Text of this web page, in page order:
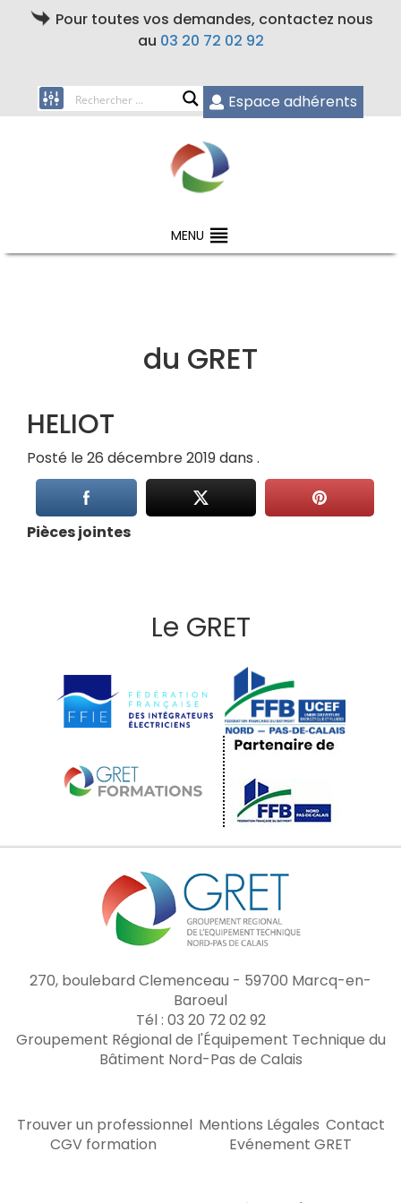
Pour toutes vos demandes, contactez nous
au 03 20 72 02 92
Espace adhérents
MENU
du GRET
HELIOT
Posté le 26 décembre 2019 dans .
Pièces jointes
Le GRET
270, boulebard Clemenceau - 59700 Marcq-en-
Baroeul
Tél : 03 20 72 02 92
Groupement Régional de l'Équipement Technique du
Bâtiment Nord-Pas de Calais
Trouver un professionnel Mentions Légales Contact
CGV formation
Evénement GRET